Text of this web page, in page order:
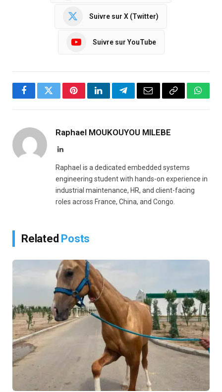
Suivre sur X (Twitter)
Suivre sur YouTube
FacebookTwitterPinterestLinkedInTelegramEmail Copy
Raphael MOUKOUYOU MILEBE
LinkedIn
Raphael is a dedicated embedded systems
engineering student with hands-on experience in
industrial maintenance, HR, and client-facing
roles across France, China, and Congo.
Related Posts